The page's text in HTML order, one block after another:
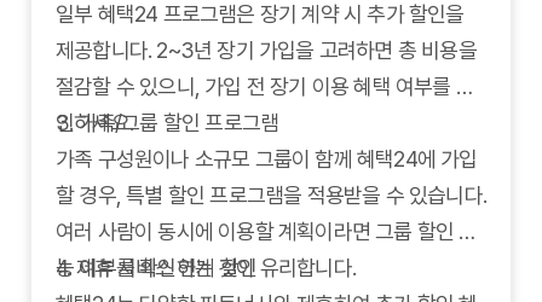
일부 혜택24 프로그램은 장기 계약 시 추가 할인을
제공합니다. 2~3년 장기 가입을 고려하면 총 비용을
절감할 수 있으니, 가입 전 장기 이용 혜택 여부를 확
인하세요.
3. 가족/그룹 할인 프로그램
가족 구성원이나 소규모 그룹이 함께 혜택24에 가입
할 경우, 특별 할인 프로그램을 적용받을 수 있습니다.
여러 사람이 동시에 이용할 계획이라면 그룹 할인 가
능 여부를 확인하는 것이 유리합니다.
4. 제휴 서비스 연계 할인